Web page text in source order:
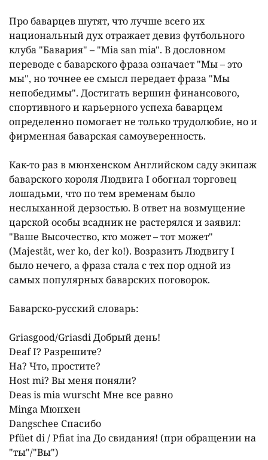
Про баварцев шутят, что лучше всего их
национальный дух отражает девиз футбольного
клуба "Бавария" – "Mia san mia". В дословном
переводе с баварского фраза означает "Мы – это
мы", но точнее ее смысл передает фраза "Мы
непобедимы". Достигать вершин финансового,
спортивного и карьерного успеха баварцем
определенно помогает не только трудолюбие, но и
фирменная баварская самоуверенность.
Как-то раз в мюнхенском Английском саду экипаж
баварского короля Людвига I обогнал торговец
лошадьми, что по тем временам было
неслыханной дерзостью. В ответ на возмущение
царской особы всадник не растерялся и заявил:
"Ваше Высочество, кто может – тот может"
(Majestät, wer ko, der ko!). Возразить Людвигу I
было нечего, а фраза стала с тех пор одной из
самых популярных баварских поговорок.
Баварско-русский словарь:
Griasgood/Griasdi Добрый день!
Deaf I? Разрешите?
Ha? Что, простите?
Host mi? Вы меня поняли?
Deas is mia wurscht Мне все равно
Minga Мюнхен
Dangschee Спасибо
Pfüet di / Pfiat ina До свидания! (при обращении на
"ты"/"Вы")